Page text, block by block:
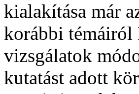
kialakítása már
korábbi témáiról
vizsgálatok
kutatást adott